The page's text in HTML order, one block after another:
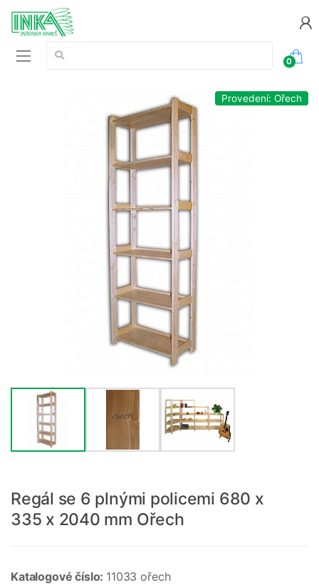
Vyhledávání:
0
Provedení: Ořech
Regál se 6 plnými policemi 680 x
335 x 2040 mm Ořech
Katalogové číslo: 11033 ořech